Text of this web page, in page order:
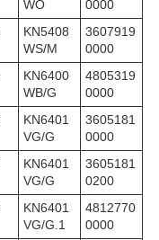
WO
0000
KN5408
WS/M
3607919
0000
KN6400
WB/G
4805319
0000
KN6401
VG/G
3605181
0000
KN6401
VG/G
3605181
0200
KN6401
VG/G.1
4812770
0000